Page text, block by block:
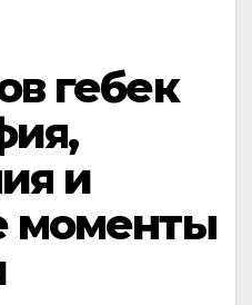
гебек
и
моменты